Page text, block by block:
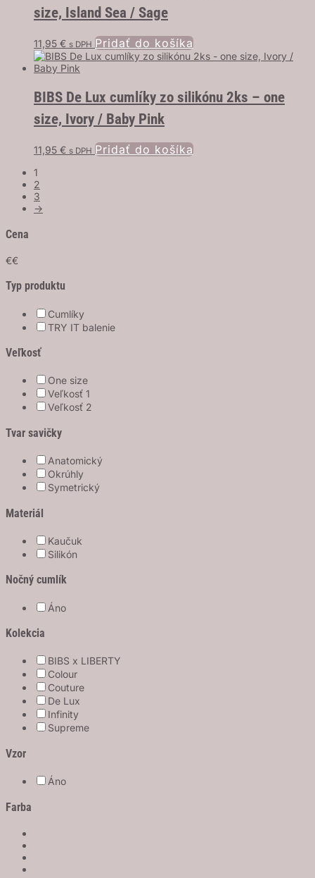
size, Island Sea / Sage
11,95 € s DPH Pridať do košíka
BIBS De Lux cumlíky zo silikónu 2ks – one
size, Ivory / Baby Pink
11,95 € s DPH Pridať do košíka
1
2
3
→
Cena
€€
Typ produktu
Cumlíky
TRY IT balenie
Veľkosť
One size
Veľkosť 1
Veľkosť 2
Tvar savičky
Anatomický
Okrúhly
Symetrický
Materiál
Kaučuk
Silikón
Nočný cumlík
Áno
Kolekcia
BIBS x LIBERTY
Colour
Couture
De Lux
Infinity
Supreme
Vzor
Áno
Farba